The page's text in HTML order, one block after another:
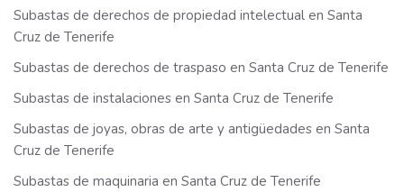
Subastas de derechos de propiedad intelectual en Santa
Cruz de Tenerife
Subastas de derechos de traspaso en Santa Cruz de Tenerife
Subastas de instalaciones en Santa Cruz de Tenerife
Subastas de joyas, obras de arte y antigüedades en Santa
Cruz de Tenerife
Subastas de maquinaria en Santa Cruz de Tenerife